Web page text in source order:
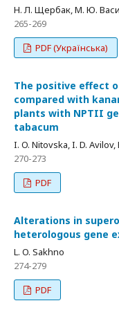
Н. Л. Щербак, М. Ю.
265-269
PDF (Українська)
The positive effect
compared with
plants with NPTII
tabacum
I. O. Nitovska, I. D. Avilov,
270-273
PDF
Alterations in
heterologous gene
L. O. Sakhno
274-279
PDF